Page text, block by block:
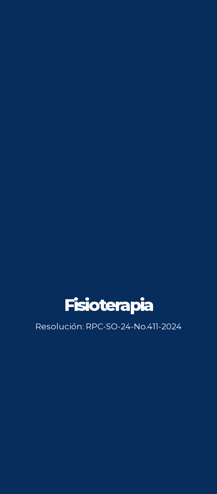
Fisioterapia
Resolución: RPC-SO-24-No.411-2024